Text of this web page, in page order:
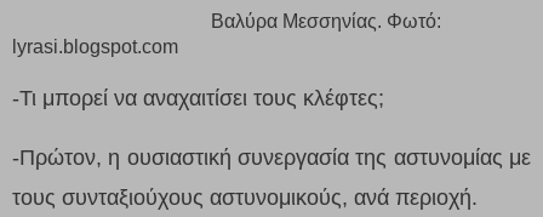
Βαλύρα Μεσσηνίας. Φωτό:
lyrasi.blogspot.com
-Τι μπορεί να αναχαιτίσει τους κλέφτες;
-Πρώτον, η ουσιαστική συνεργασία της αστυνομίας με
τους συνταξιούχους αστυνομικούς, ανά περιοχή.